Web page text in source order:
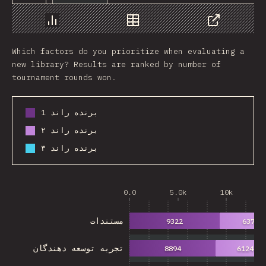
Chart Data
Share
Which factors do you prioritize when evaluating a
new library? Results are ranked by number of
tournament rounds won.
برنده راند 1
برنده راند ۲
برنده راند ۳
0.0 5.0k 10k
تجربه توسعه دهندگان
مستندات
8894
9322
6124
6372